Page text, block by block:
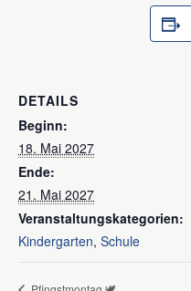
DETAILS
Beginn:
18. Mai 2027
Ende:
21. Mai 2027
Veranstaltungskategorien:
Kindergarten, Schule